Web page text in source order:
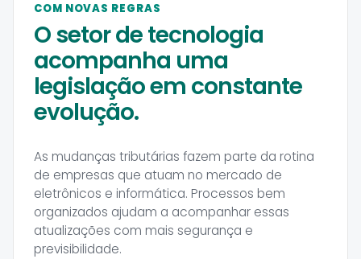
COM NOVAS REGRAS
O setor de tecnologia
acompanha uma
legislação em constante
evolução.
As mudanças tributárias fazem parte da rotina
de empresas que atuam no mercado de
eletrônicos e informática. Processos bem
organizados ajudam a acompanhar essas
atualizações com mais segurança e
previsibilidade.